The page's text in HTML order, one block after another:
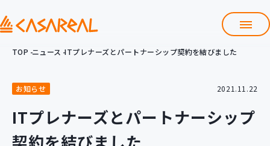
会社情報
サービス
プロダクト開発支援
TOP ニュース ITプレナーズとパートナーシップ契約を結びました
お知らせ 2021.11.22
ITプレナーズとパートナーシップ
契約を結びました